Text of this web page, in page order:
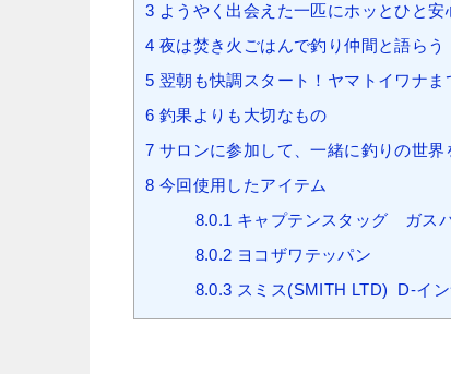
3 ようやく出会えた一匹にホッとひと安
4 夜は焚き火ごはんで釣り仲間と語らう
5 翌朝も快調スタート！ヤマトイワナま
6 釣果よりも大切なもの
7 サロンに参加して、一緒に釣りの世界
8 今回使用したアイテム
8.0.1 キャプテンスタッグ ガス
8.0.2 ヨコザワテッパン
8.0.3 スミス(SMITH LTD) D-イ